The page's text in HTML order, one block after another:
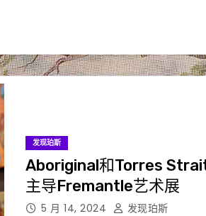
发现珀斯
Aboriginal和Torres
主导Fremantle艺术展
5 月 14, 2024 发现珀斯